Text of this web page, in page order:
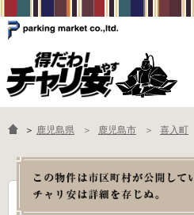
物件一覧
よくあるご質問
＞ 鹿児島県 鹿児島市 喜入町